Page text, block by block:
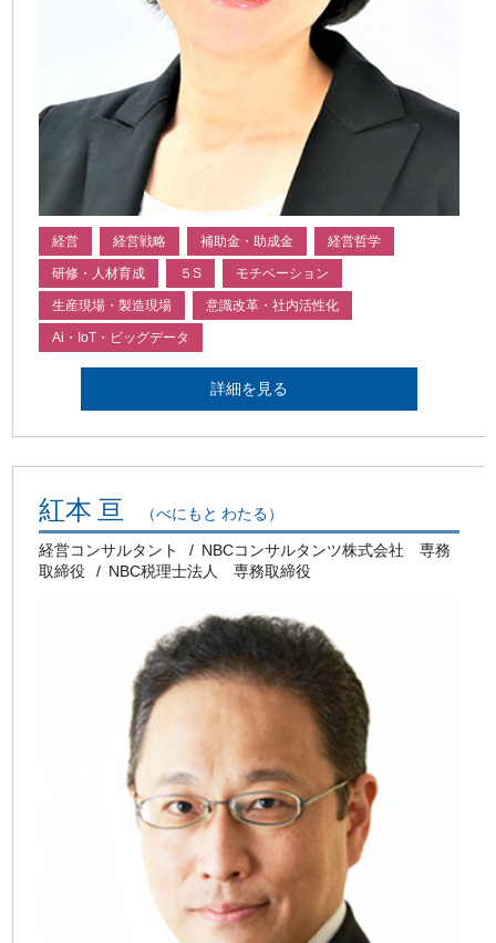
経営 経営戦略 補助金・助成金 経営哲学
研修・人材育成 ５S モチベーション
生産現場・製造現場 意識改革・社内活性化
Ai・IoT・ビッグデータ
詳細を見る
紅本 亘 （べにもと わたる）
経営コンサルタント
NBCコンサルタンツ株式会社 専務
取締役
NBC税理士法人 専務取締役